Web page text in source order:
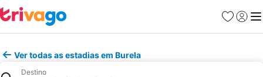
Favoritos
Iniciar
Ver todas as estadias em Burela
Destino